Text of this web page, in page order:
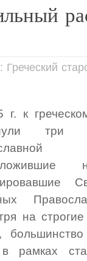
г. к
три
на
рамках